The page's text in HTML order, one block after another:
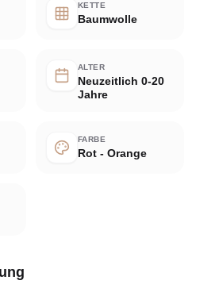
KETTE
Baumwolle
ALTER
Neuzeitlich 0-20
Jahre
FARBE
Rot - Orange